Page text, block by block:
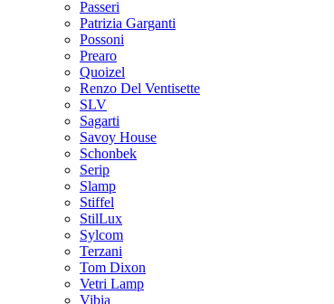
Passeri
Patrizia Garganti
Possoni
Prearo
Quoizel
Renzo Del Ventisette
SLV
Sagarti
Savoy House
Schonbek
Serip
Slamp
Stiffel
StilLux
Sylcom
Terzani
Tom Dixon
Vetri Lamp
Vibia